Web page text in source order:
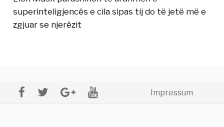
superinteligjencës e cila sipas tij do të jetë më e
zgjuar se njerëzit
Impressum